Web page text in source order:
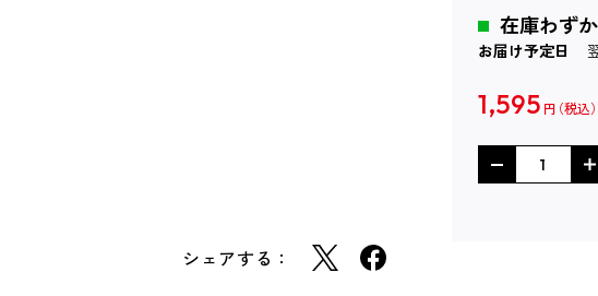
シェアする：
在庫わずか
お届け予定日
1,595 円